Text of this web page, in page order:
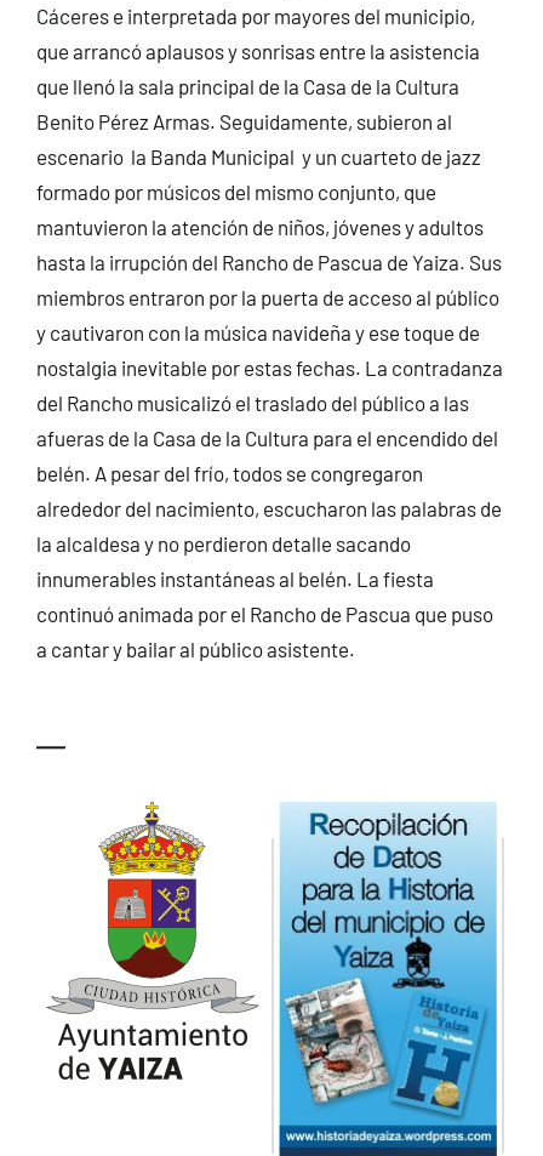
Cáceres e interpretada por mayores del municipio,
que arrancó aplausos y sonrisas entre la asistencia
que llenó la sala principal de la Casa de la Cultura
Benito Pérez Armas. Seguidamente, subieron al
escenario la Banda Municipal y un cuarteto de jazz
formado por músicos del mismo conjunto, que
mantuvieron la atención de niños, jóvenes y adultos
hasta la irrupción del Rancho de Pascua de Yaiza. Sus
miembros entraron por la puerta de acceso al público
y cautivaron con la música navideña y ese toque de
nostalgia inevitable por estas fechas. La contradanza
del Rancho musicalizó el traslado del público a las
afueras de la Casa de la Cultura para el encendido del
belén. A pesar del frío, todos se congregaron
alrededor del nacimiento, escucharon las palabras de
la alcaldesa y no perdieron detalle sacando
innumerables instantáneas al belén. La fiesta
continuó animada por el Rancho de Pascua que puso
a cantar y bailar al público asistente.
—